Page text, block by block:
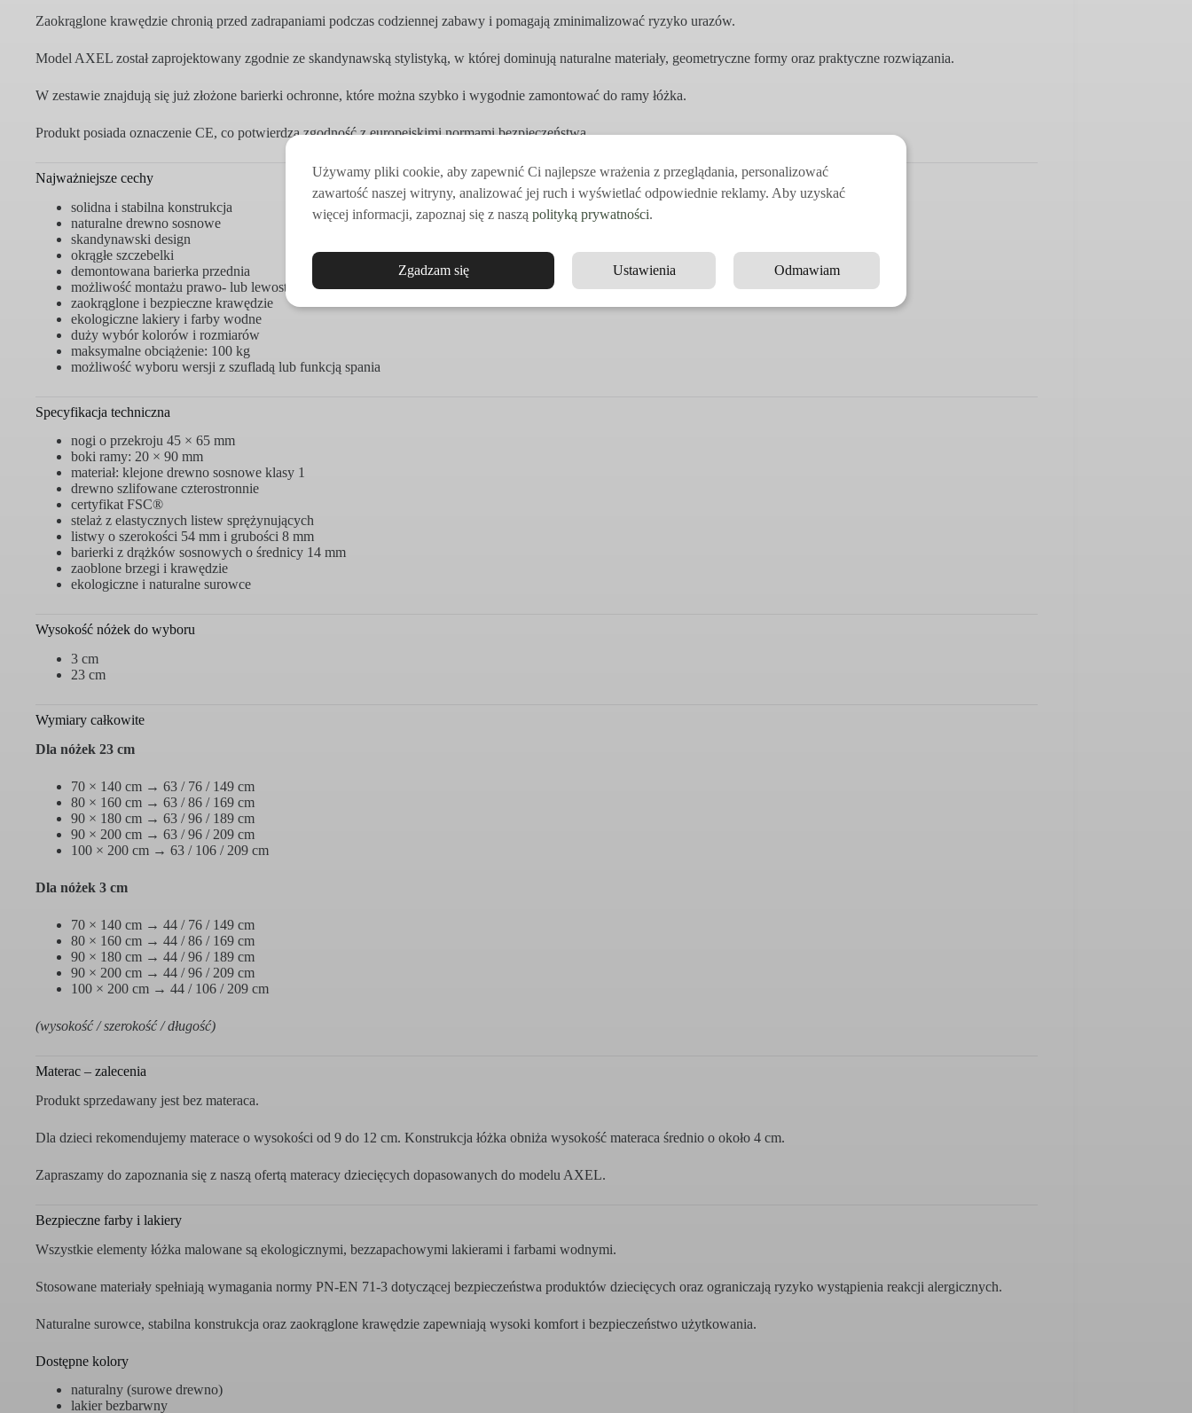
Zaokrąglone krawędzie chronią przed zadrapaniami podczas codziennej zabawy i pomagają zminimalizować ryzyko urazów.
Model AXEL został zaprojektowany zgodnie ze skandynawską stylistyką, w której dominują naturalne materiały, geometryczne formy oraz praktyczne rozwiązania.
W zestawie znajdują się już złożone barierki ochronne, które można szybko i wygodnie zamontować do ramy łóżka.
Produkt posiada oznaczenie CE, co potwierdza zgodność z europejskimi normami bezpieczeństwa.
Najważniejsze cechy
solidna i stabilna konstrukcja
naturalne drewno sosnowe
skandynawski design
okrągłe szczebelki
demontowana barierka przednia
możliwość montażu prawo- lub lewostronnego
zaokrąglone i bezpieczne krawędzie
ekologiczne lakiery i farby wodne
duży wybór kolorów i rozmiarów
maksymalne obciążenie: 100 kg
możliwość wyboru wersji z szufladą lub funkcją spania
Specyfikacja techniczna
nogi o przekroju 45 × 65 mm
boki ramy: 20 × 90 mm
materiał: klejone drewno sosnowe klasy 1
drewno szlifowane czterostronnie
certyfikat FSC®
stelaż z elastycznych listew sprężynujących
listwy o szerokości 54 mm i grubości 8 mm
barierki z drążków sosnowych o średnicy 14 mm
zaoblone brzegi i krawędzie
ekologiczne i naturalne surowce
Wysokość nóżek do wyboru
3 cm
23 cm
Wymiary całkowite
Dla nóżek 23 cm
70 × 140 cm → 63 / 76 / 149 cm
80 × 160 cm → 63 / 86 / 169 cm
90 × 180 cm → 63 / 96 / 189 cm
90 × 200 cm → 63 / 96 / 209 cm
100 × 200 cm → 63 / 106 / 209 cm
Dla nóżek 3 cm
70 × 140 cm → 44 / 76 / 149 cm
80 × 160 cm → 44 / 86 / 169 cm
90 × 180 cm → 44 / 96 / 189 cm
90 × 200 cm → 44 / 96 / 209 cm
100 × 200 cm → 44 / 106 / 209 cm
(wysokość / szerokość / długość)
Materac – zalecenia
Produkt sprzedawany jest bez materaca.
Dla dzieci rekomendujemy materace o wysokości od 9 do 12 cm. Konstrukcja łóżka obniża wysokość materaca średnio o około 4 cm.
Zapraszamy do zapoznania się z naszą ofertą materacy dziecięcych dopasowanych do modelu AXEL.
Bezpieczne farby i lakiery
Wszystkie elementy łóżka malowane są ekologicznymi, bezzapachowymi lakierami i farbami wodnymi.
Stosowane materiały spełniają wymagania normy PN-EN 71-3 dotyczącej bezpieczeństwa produktów dziecięcych oraz ograniczają ryzyko wystąpienia reakcji alergicznych.
Naturalne surowce, stabilna konstrukcja oraz zaokrąglone krawędzie zapewniają wysoki komfort i bezpieczeństwo użytkowania.
Dostępne kolory
naturalny (surowe drewno)
lakier bezbarwny
Używamy pliki cookie, aby zapewnić Ci najlepsze wrażenia z przeglądania, personalizować
zawartość naszej witryny, analizować jej ruch i wyświetlać odpowiednie reklamy. Aby uzyskać
więcej informacji, zapoznaj się z naszą polityką prywatności.
Zgadzam się Ustawienia Odmawiam